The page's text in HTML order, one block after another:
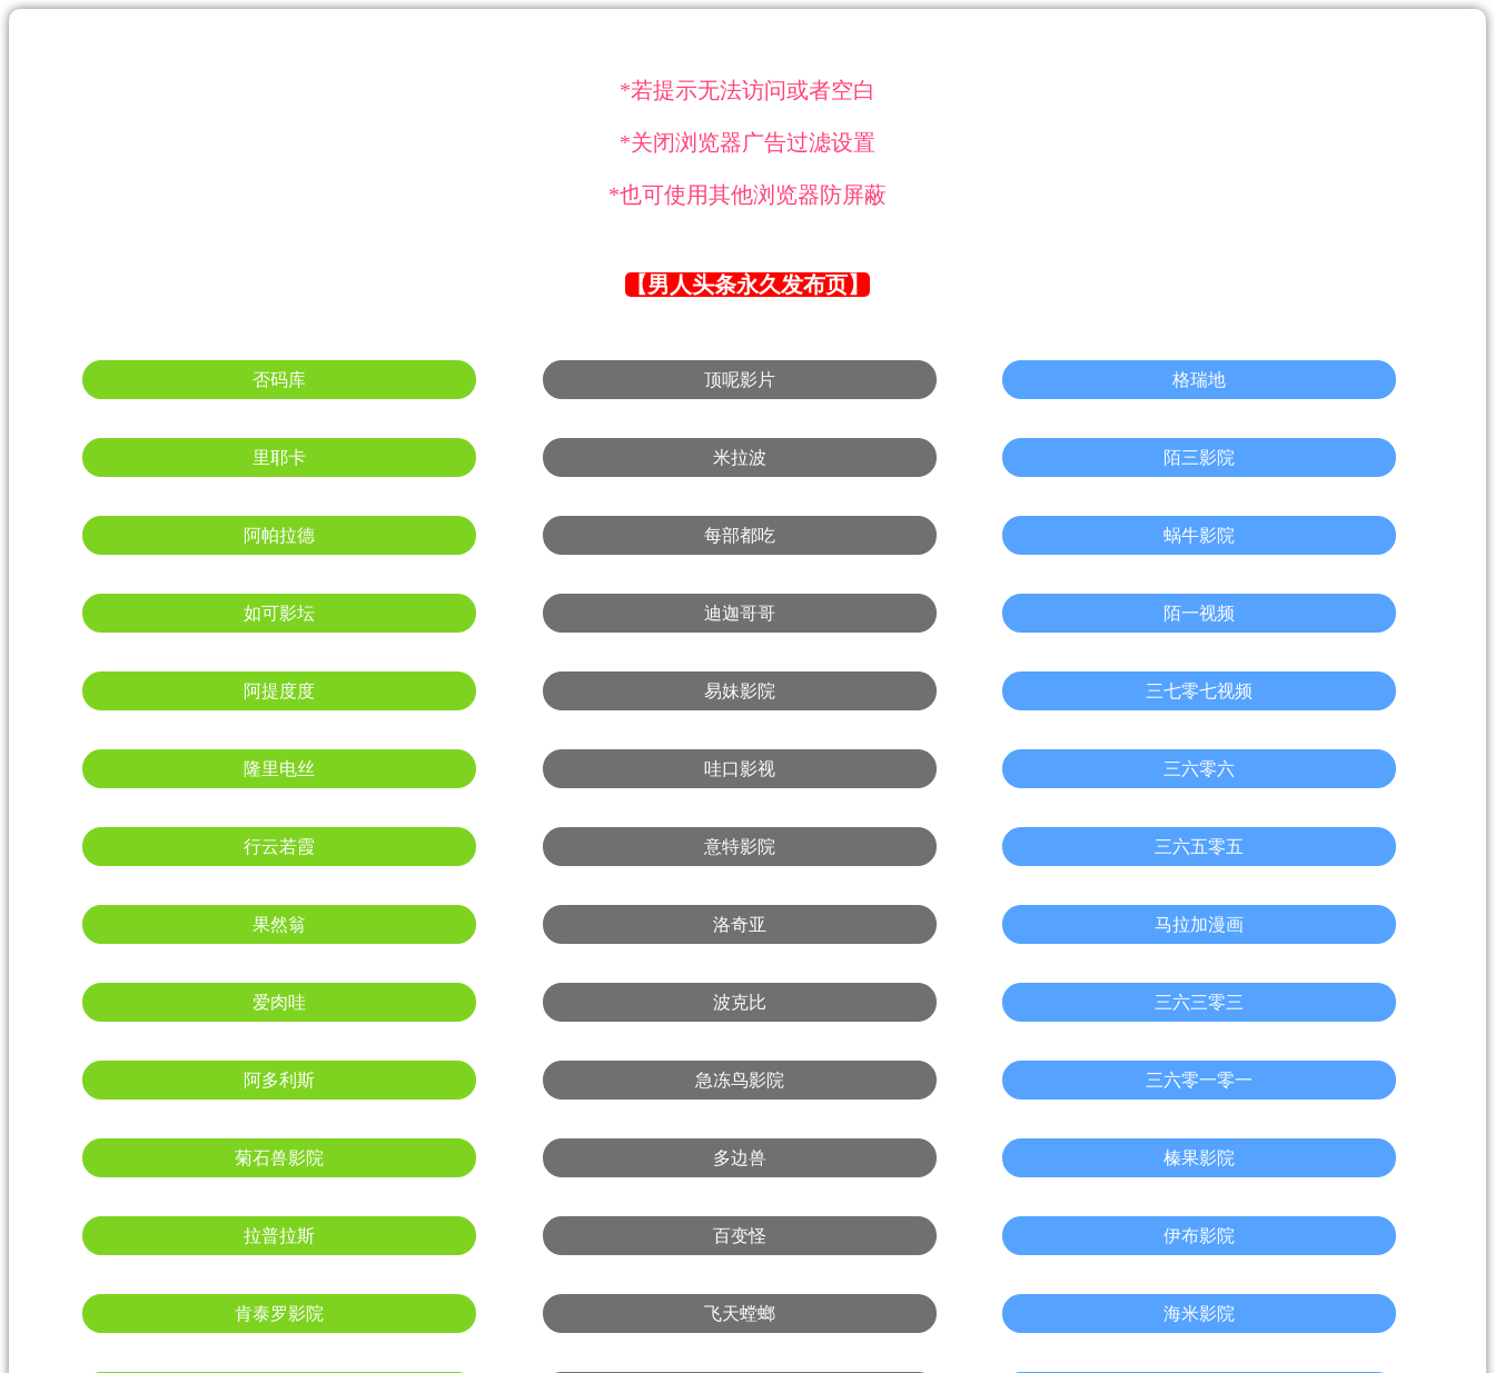
*若提示无法访问或者空白
*关闭浏览器广告过滤设置
*也可使用其他浏览器防屏蔽
【男人头条永久发布页】
否码库 顶呢影片 格瑞地
里耶卡 米拉波 陌三影院
阿帕拉德 每部都吃 蜗牛影院
如可影坛 迪迦哥哥 陌一视频
阿提度度 易妹影院 三七零七视频
隆里电丝 哇口影视 三六零六
行云若霞 意特影院 三六五零五
果然翁 洛奇亚 马拉加漫画
爱肉哇 波克比 三六三零三
阿多利斯 急冻鸟影院 三六零一零一
菊石兽影院 多边兽 榛果影院
拉普拉斯 百变怪 伊布影院
肯泰罗影院 飞天螳螂 海米影院